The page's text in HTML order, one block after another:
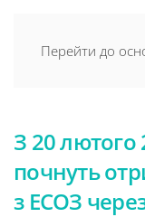
Перейти до
З 20 лютого
почнуть
з ЕСОЗ